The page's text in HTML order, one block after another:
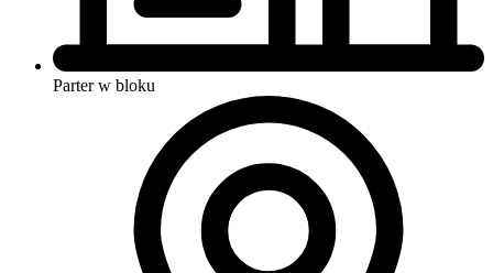
Parter w bloku